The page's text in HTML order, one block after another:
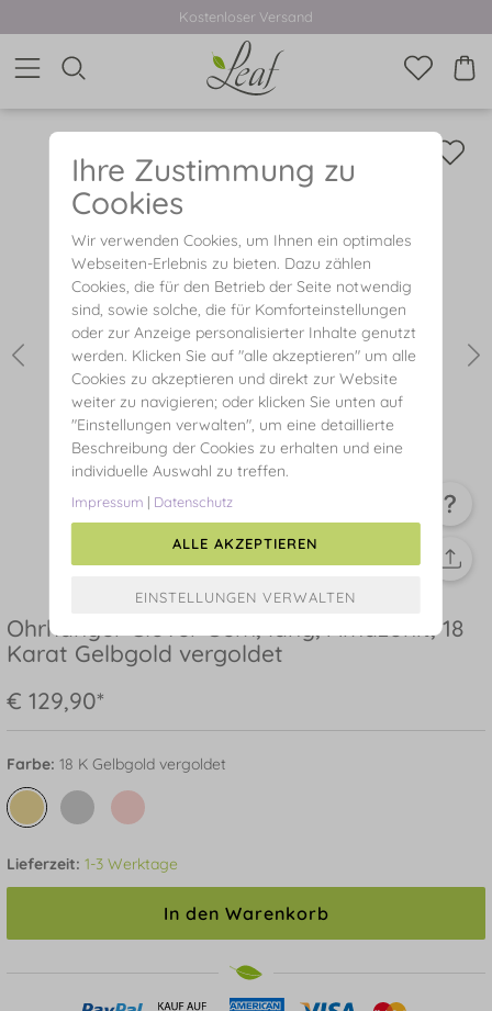
Kostenloser Versand
Ohrhänger Clover Gem, lang, Amazonit, 18
Karat Gelbgold vergoldet
€ 129,90*
Farbe: 18 K Gelbgold vergoldet
Lieferzeit: 1-3 Werktage
In den Warenkorb
Ihre Zustimmung zu
Cookies
Wir verwenden Cookies, um Ihnen ein optimales
Webseiten-Erlebnis zu bieten. Dazu zählen
Cookies, die für den Betrieb der Seite notwendig
sind, sowie solche, die für Komforteinstellungen
oder zur Anzeige personalisierter Inhalte genutzt
werden. Klicken Sie auf "alle akzeptieren" um alle
Cookies zu akzeptieren und direkt zur Website
weiter zu navigieren; oder klicken Sie unten auf
"Einstellungen verwalten", um eine detaillierte
Beschreibung der Cookies zu erhalten und eine
individuelle Auswahl zu treffen.
Impressum | Datenschutz
ALLE AKZEPTIEREN